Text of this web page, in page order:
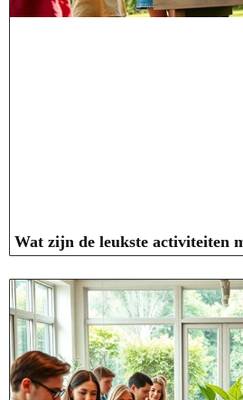
Wat zijn de leukste activiteiten